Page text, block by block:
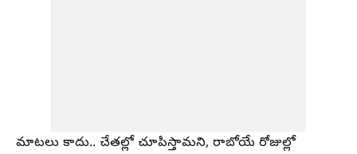
మాటలు కాదు.. చేతల్లో చూపిస్తామని, రాబోయే రోజుల్లో